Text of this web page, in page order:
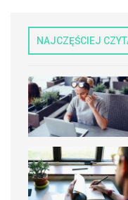
NAJCZĘŚCIEJ